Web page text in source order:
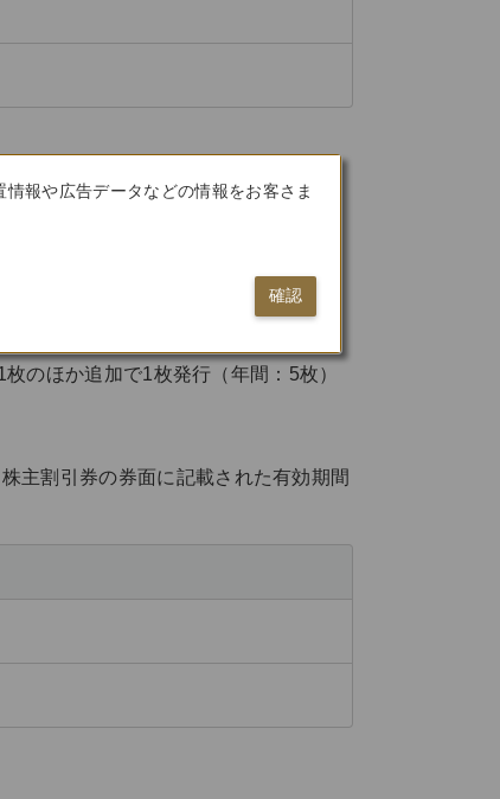
のほか追加で1枚発行（年間：5枚）
主割引券の券面に記載された有効期間
報や広告データなどの情報をお客さま
確認